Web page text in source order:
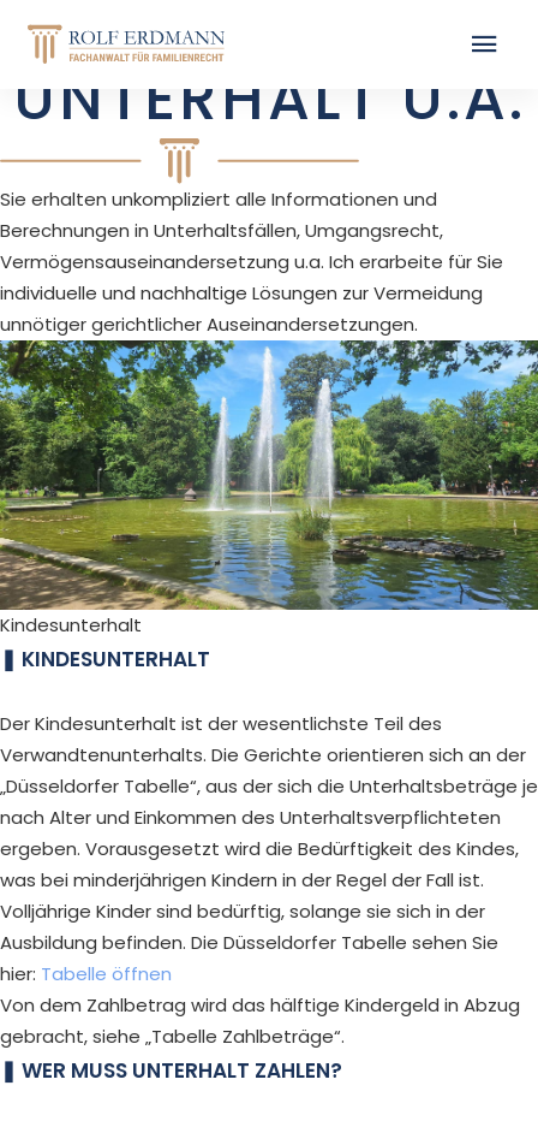
UNTERHALT U.A.
Sie erhalten unkompliziert alle Informationen und
Berechnungen in Unterhaltsfällen, Umgangsrecht,
Vermögensauseinandersetzung u.a. Ich erarbeite für Sie
individuelle und nachhaltige Lösungen zur Vermeidung
unnötiger gerichtlicher Auseinandersetzungen.
Kindesunterhalt
KINDESUNTERHALT
Der Kindesunterhalt ist der wesentlichste Teil des
Verwandtenunterhalts. Die Gerichte orientieren sich an der
„Düsseldorfer Tabelle“, aus der sich die Unterhaltsbeträge je
nach Alter und Einkommen des Unterhaltsverpflichteten
ergeben. Vorausgesetzt wird die Bedürftigkeit des Kindes,
was bei minderjährigen Kindern in der Regel der Fall ist.
Volljährige Kinder sind bedürftig, solange sie sich in der
Ausbildung befinden. Die Düsseldorfer Tabelle sehen Sie
hier: Tabelle öffnen
Von dem Zahlbetrag wird das hälftige Kindergeld in Abzug
gebracht, siehe „Tabelle Zahlbeträge“.
WER MUSS UNTERHALT ZAHLEN?